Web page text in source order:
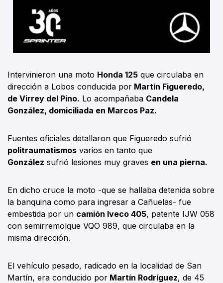
Intervinieron una moto Honda 125 que circulaba en
dirección a Lobos conducida por Martín Figueredo,
de Virrey del Pino. Lo acompañaba Candela
González, domiciliada en Marcos Paz.
Fuentes oficiales detallaron que Figueredo sufrió
politraumatismos varios en tanto que
González sufrió lesiones muy graves en una pierna.
En dicho cruce la moto -que se hallaba detenida sobre
la banquina como para ingresar a Cañuelas- fue
embestida por un camión Iveco 405, patente IJW 058
con semirremolque VQO 989, que circulaba en la
misma dirección.
El vehículo pesado, radicado en la localidad de San
Martín, era conducido por Martín Rodríguez, de 45